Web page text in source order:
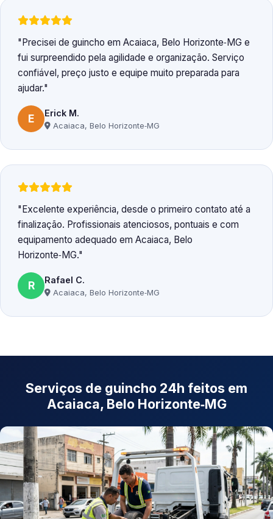
Precisei de guincho em Acaiaca, Belo Horizonte‑MG e
fui surpreendido pela agilidade e organização. Serviço
confiável, preço justo e equipe muito preparada para
ajudar.
E Erick M.
Acaiaca, Belo Horizonte‑MG
Excelente experiência, desde o primeiro contato até a
finalização. Profissionais atenciosos, pontuais e com
equipamento adequado em Acaiaca, Belo
Horizonte‑MG.
R Rafael C.
Acaiaca, Belo Horizonte‑MG
Serviços de guincho 24h feitos em
Acaiaca, Belo Horizonte‑MG